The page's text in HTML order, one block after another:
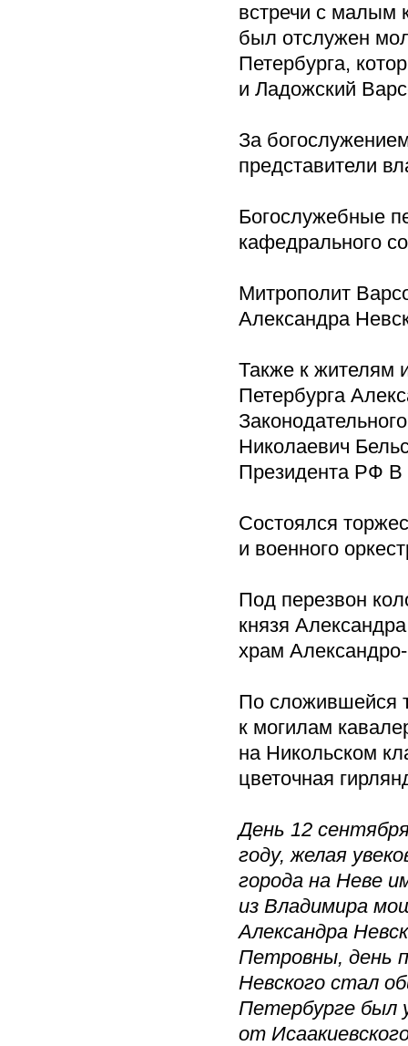
встречи с малым
был отслужен
Петербурга,
и Ладожский
За
представители
Богослужебные
кафедрального
Митрополит
Александра
Также к жителям
Петербурга
Николаевич
Президента РФ
Состоялся
и военного
Под перезвон
князя
храм
По сложившейся
к могилам
на Никольском
цветочная
День 12
году, желая
города на Неве
из Владимира
Александра
Петровны, день
Невского стал
Петербурге был
от